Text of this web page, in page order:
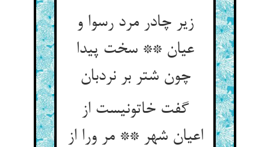
زیر چادر مرد رسوا و
عیان ** سخت پیدا
چون شتر بر نردبان
گفت خاتونیست از
اعیان شهر ** مر ورا از